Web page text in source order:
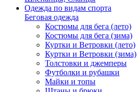
Одежда по видам спорта
Беговая одежда
Костюмы для бега (лето)
Костюмы для бега (зима)
Куртки и Ветровки (лето)
Куртки и Ветровки (зима)
Толстовки и джемперы
Футболки и рубашки
Майки и топы